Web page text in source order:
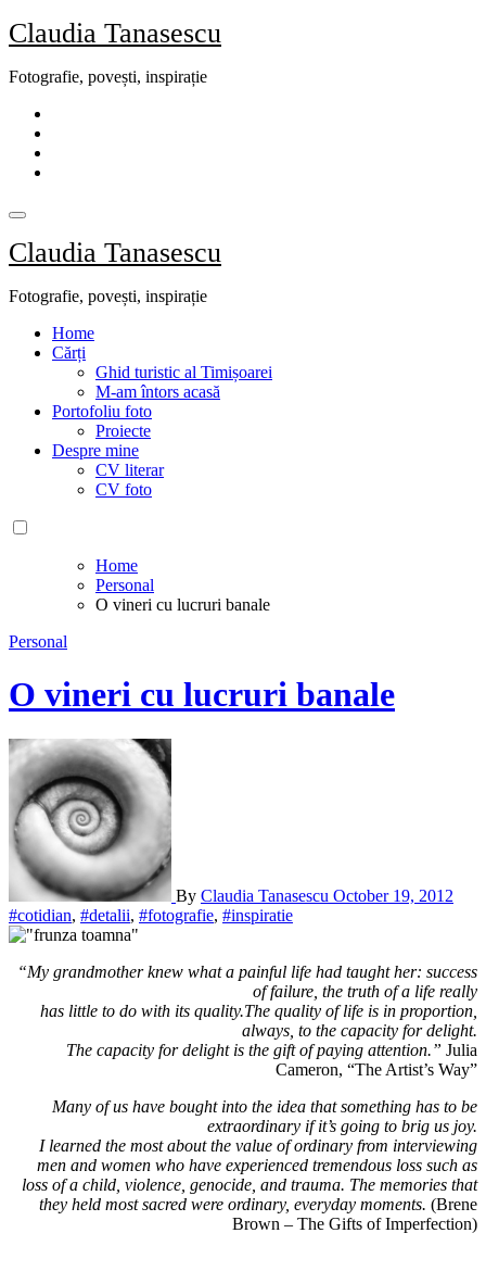
Skip
to
Claudia Tanasescu
Fotografie, povești, inspirație
Claudia Tanasescu
Fotografie, povești, inspirație
Home
Cărți
Ghid turistic al Timișoarei
M-am întors acasă
Portofoliu foto
Proiecte
Despre mine
CV literar
CV foto
Home
Personal
O vineri cu lucruri banale
Personal
O vineri cu lucruri banale
By Claudia Tanasescu October 19, 2012
#cotidian, #detalii, #fotografie, #inspiratie
“My grandmother knew what a painful life had taught her: success
of failure, the truth of a life really
has little to do with its quality.The quality of life is in proportion,
always, to the capacity for delight.
The capacity for delight is the gift of paying attention.” Julia
Cameron, “The Artist’s Way”
Many of us have bought into the idea that something has to be
extraordinary if it’s going to brig us joy.
I learned the most about the value of ordinary from interviewing
men and women who have experienced tremendous loss such as
loss of a child, violence, genocide, and trauma. The memories that
they held most sacred were ordinary, everyday moments. (Brene
Brown – The Gifts of Imperfection)